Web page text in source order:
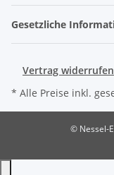
Gesetzliche
Vertrag widerrufen
* Alle Preise inkl.
© Nessel-